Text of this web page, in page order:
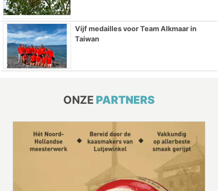
Vijf medailles voor Team Alkmaar in
Taiwan
ONZE PARTNERS